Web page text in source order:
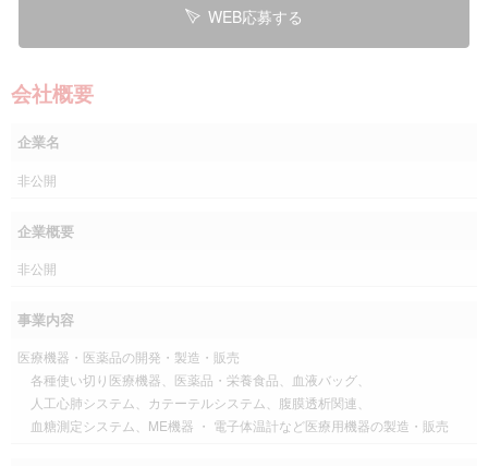
WEB応募する
会社概要
企業名
非公開
企業概要
非公開
事業内容
医療機器・医薬品の開発・製造・販売
各種使い切り医療機器、医薬品・栄養食品、血液バッグ、
人工心肺システム、カテーテルシステム、腹膜透析関連、
血糖測定システム、ME機器 ・ 電子体温計など医療用機器の製造・販売